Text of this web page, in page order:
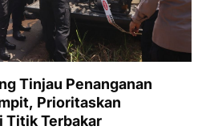
Tinjau Penanganan
Prioritaskan
Titik Terbakar